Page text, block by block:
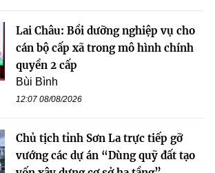
Lai Châu: Bồi dưỡng nghiệp vụ cho
cán bộ cấp xã trong mô hình chính
quyền 2 cấp
Bùi Bình
12:07 08/08/2026
Chủ tịch tỉnh Sơn La trực tiếp gỡ
vướng các dự án “Dùng quỹ đất tạo